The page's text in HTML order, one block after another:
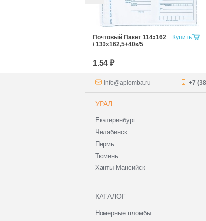
Купить
Почтовый Пакет 114х162
/ 130x162,5+40к/5
1.54 ₽
info@aplomba.ru +7
УРАЛ
Екатеринбург
Челябинск
Пермь
Тюмень
Ханты-Мансийск
КАТАЛОГ
Номерные пломбы